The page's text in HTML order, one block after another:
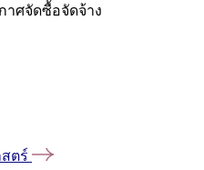
าศจัดซื้อจัดจ้าง
ตร์